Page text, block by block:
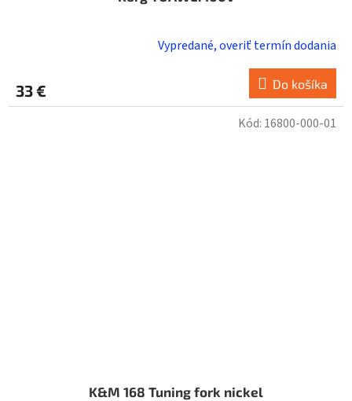
Vypredané, overiť termín dodania
33 € Do košíka
K&M 168 Tuning fork nickel
Kód: 16800-000-01